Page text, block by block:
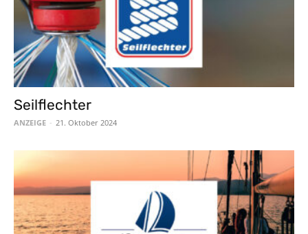
Seilflechter
ANZEIGE - 21. Oktober 2024